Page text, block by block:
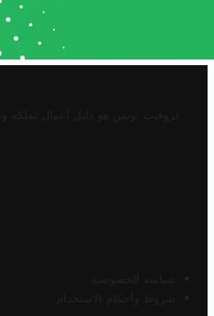
تروفيت تونس هو دليل أعمال تملكه
سياسة الخصوصية
شروط وأحكام الاستخدام